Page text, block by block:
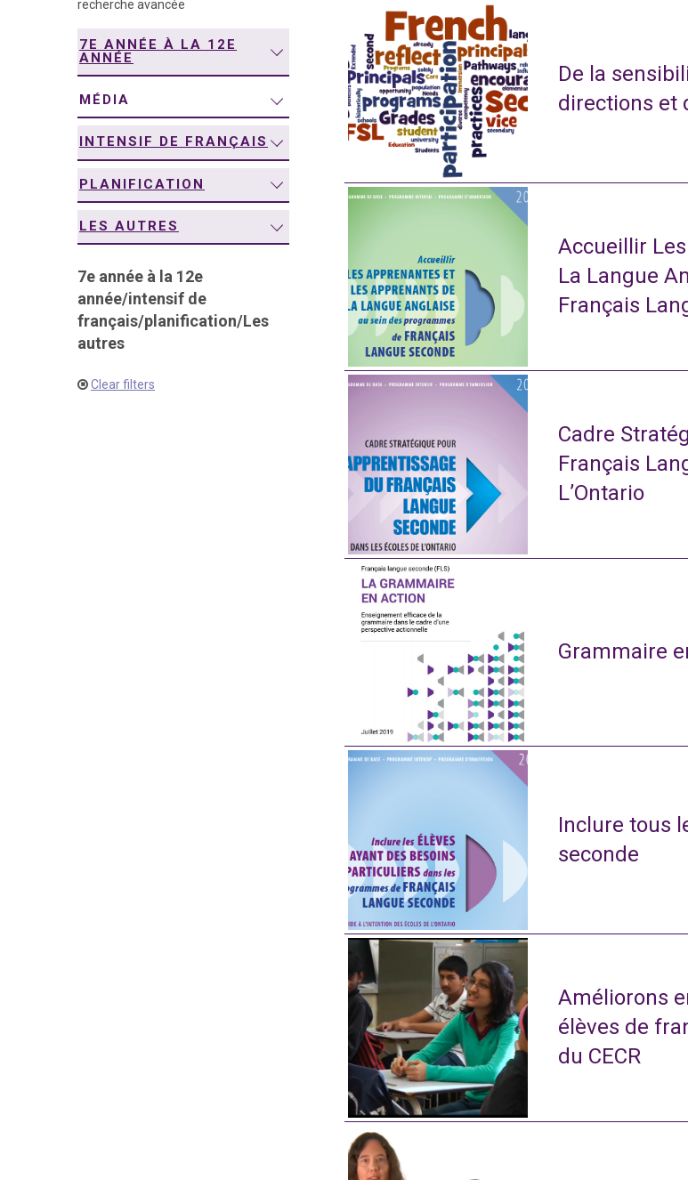
recherche avancée
7E ANNÉE À LA 12E
ANNÉE
MÉDIA
INTENSIF DE FRANÇAIS
PLANIFICATION
LES AUTRES
7e année à la 12e
année/intensif de
français/planification/Les
autres
Clear filters
De la
directions et
Accueillir
La Langue
Français
Cadre
Français
L’Ontario
Grammaire
Inclure tous
seconde
Améliorons
élèves de
du CECR